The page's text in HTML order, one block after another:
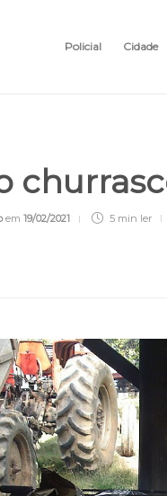
Policial Cidade
em 19/02/2021 5 min ler